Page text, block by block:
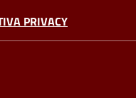
PRIVACY